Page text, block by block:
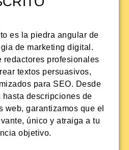
es la piedra angular de
de marketing digital.
redactores profesionales
textos persuasivos,
para SEO. Desde
hasta descripciones de
web, garantizamos que el
único y atraiga a tu
objetivo.